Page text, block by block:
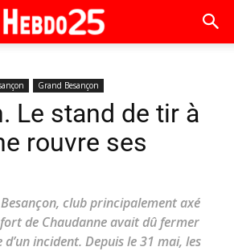
Grand Besançon
Le stand de tir à
rouvre ses
club principalement axé
de Chaudanne avait dû fermer
incident. Depuis le 31 mai, les